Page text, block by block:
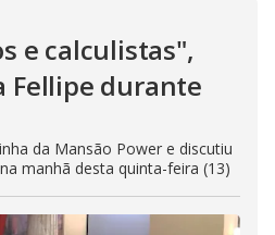
oe calculistas",
Fellipe durante
da Mansão Power e discutiu
manhã desta quinta-feira (13)